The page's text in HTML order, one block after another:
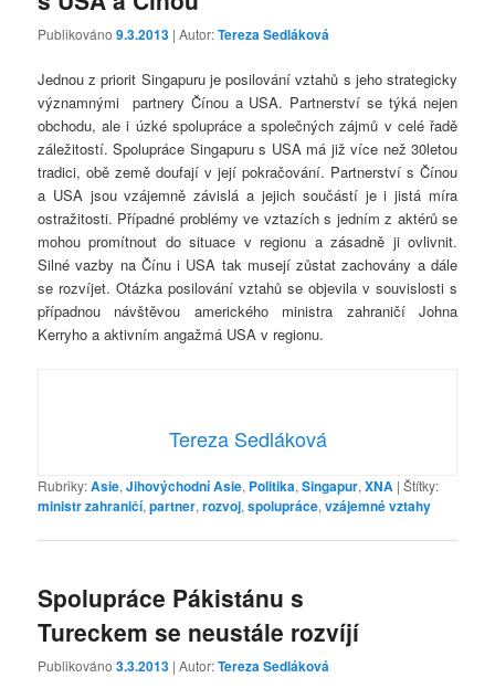
Publikováno9.3.2013 | Autor:Tereza Sedláková
Jednou z priorit Singapuru je posilování vztahů s jeho strategicky
významnými partnery Čínou a USA. Partnerství se týká nejen
obchodu, ale i úzké spolupráce a společných zájmů v celé řadě
záležitostí. Spolupráce Singapuru s USA má již více než 30letou
tradici, obě země doufají v její pokračování. Partnerství s Čínou
a USA jsou vzájemně závislá a jejich součástí je i jistá míra
ostražitosti. Případné problémy ve vztazích s jedním z aktérů se
mohou promítnout do situace v regionu a zásadně ji ovlivnit.
Silné vazby na Čínu i USA tak musejí zůstat zachovány a dále
se rozvíjet. Otázka posilování vztahů se objevila v souvislosti s
případnou návštěvou amerického ministra zahraničí Johna
Kerryho a aktivním angažmá USA v regionu.
Tereza Sedláková
Rubriky:Asie,Jihovýchodní Asie, Politika,Singapur,XNA |Štítky:
ministr zahraničí,partner,rozvoj,spolupráce,vzájemné vztahy
Spolupráce Pákistánu s
Tureckem se neustále rozvíjí
Publikováno3.3.2013 | Autor:Tereza Sedláková